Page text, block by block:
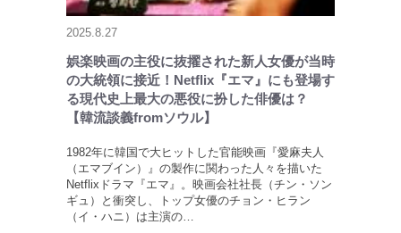
2025.8.27
娯楽映画の主役に抜擢された新人女優が当時
の大統領に接近！Netflix『エマ』にも登場す
る現代史上最大の悪役に扮した俳優は？
【韓流談義fromソウル】
1982年に韓国で大ヒットした官能映画『愛麻夫人
（エマブイン）』の製作に関わった人々を描いた
Netflixドラマ『エマ』。映画会社社長（チン・ソン
ギュ）と衝突し、トップ女優のチョン・ヒラン
（イ・ハニ）は主演の…